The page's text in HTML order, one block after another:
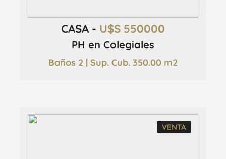
CASA - U$S 550000
PH en Colegiales
Baños 2 | Sup. Cub. 350.00 m2
VENTA